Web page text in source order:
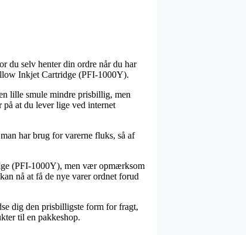
du selv henter din ordre når du har
Inkjet Cartridge (PFI-1000Y).
lille smule mindre prisbillig, men
at du lever lige ved internet
har brug for varerne fluks, så af
(PFI-1000Y), men vær opmærksom
nå at få de nye varer ordnet forud
dig den prisbilligste form for fragt,
til en pakkeshop.